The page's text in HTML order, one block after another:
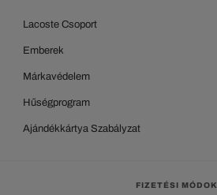
Lacoste Csoport
Emberek
Márkavédelem
Hűségprogram
Ajándékkártya Szabályzat
FIZETÉSI MÓDOK